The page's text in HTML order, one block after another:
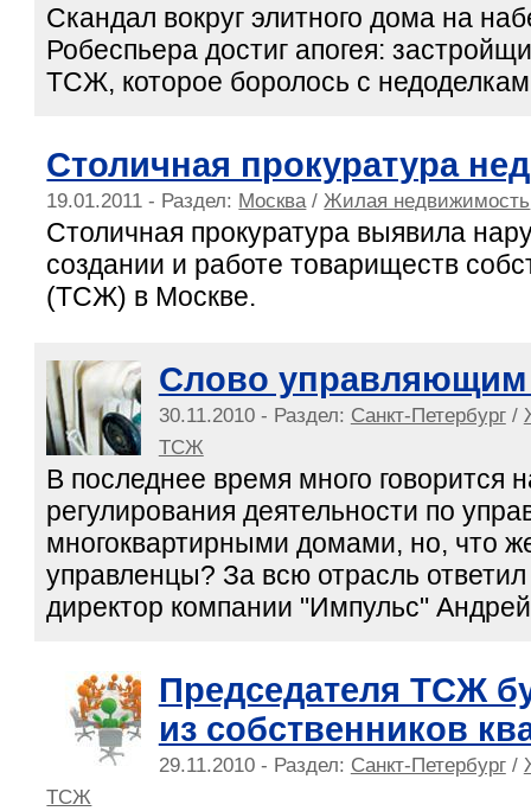
Скандал вокруг элитного дома на
Робеспьера достиг апогея:
ТСЖ, которое боролось с
Столичная прокуратура
19.01.2011 - Раздел: Москва / Жилая недвижимость
Столичная прокуратура выявила
создании и работе товариществ
(ТСЖ) в Москве.
Слово
30.11.2010 - Раздел: Санкт-Петербург/
ТСЖ
В последнее время много говорится
регулирования деятельности по
многоквартирными домами, но, что
управленцы? За всю отрасль
директор компании "Импульс"
Председателя ТСЖ
из собственников
29.11.2010 - Раздел: Санкт-Петербург/
ТСЖ